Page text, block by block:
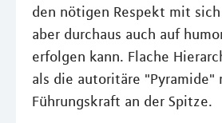
den nötigen Respekt mit
aber durchaus auch auf
erfolgen kann. Flache
als die autoritäre "Pyramide"
Führungskraft an der Spitze.